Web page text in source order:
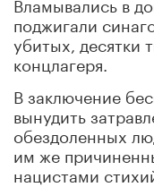
поджигали
убитых,
концлагеря.
В заключение
вынудить
обездоленных
им же
нацистами